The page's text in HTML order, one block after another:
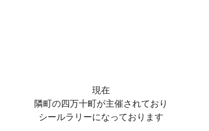
現在
隣町の四万十町が主催されており
シールラリーになっております